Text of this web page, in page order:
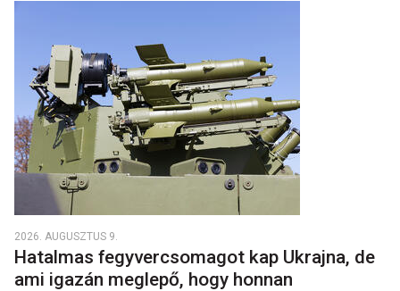
2026. AUGUSZTUS 9.
Hatalmas fegyvercsomagot kap Ukrajna, de
ami igazán meglepő, hogy honnan